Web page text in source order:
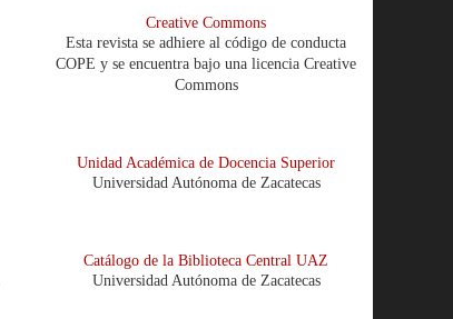
Creative Commons
Esta revista se adhiere al código de conducta
COPE y se encuentra bajo una licencia Creative
Commons
Unidad Académica de Docencia Superior
Universidad Autónoma de Zacatecas
Catálogo de la Biblioteca Central UAZ
Universidad Autónoma de Zacatecas